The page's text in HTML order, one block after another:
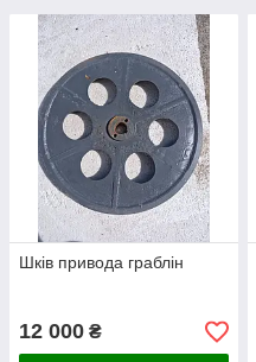
Шків привода граблін
12 000 ₴